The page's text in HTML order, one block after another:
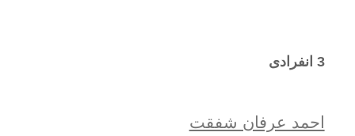
3 انفرادی
احمد عرفان شفقت